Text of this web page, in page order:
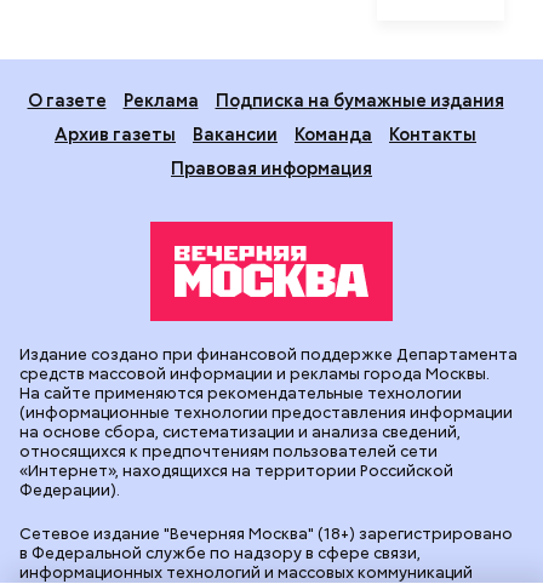
О газете Реклама
Подписка на бумажные издания
Архив газеты
Вакансии Команда
Контакты
Правовая информация
Сетевое издание "Вечерняя Москва" (18+) зарегистрировано
в Федеральной службе по надзору в сфере связи,
информационных технологий и массовых коммуникаций
Издание создано при финансовой поддержке Департамента
средств массовой информации и рекламы города Москвы.
На сайте применяются рекомендательные технологии
(информационные технологии предоставления информации
на основе сбора, систематизации и анализа сведений,
относящихся к предпочтениям пользователей сети
«Интернет», находящихся на территории Российской
Федерации).